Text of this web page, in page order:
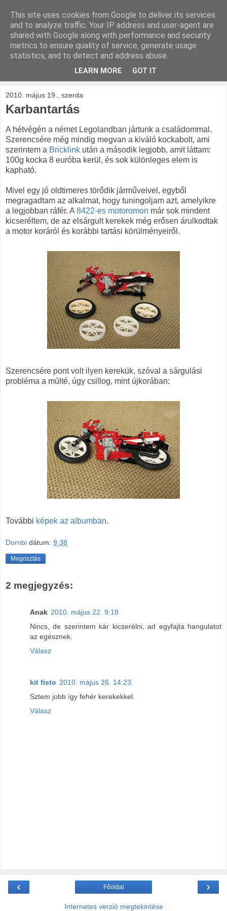
kockak.hu
Minden ami LEGO, repül és gurul.
2010. május 19., szerda
Karbantartás
A hétvégén a német Legolandban jártunk a családommal.
Szerencsére még mindig megvan a kiváló kockabolt, ami
szerintem a Bricklink után a második legjobb, amit láttam:
100g kocka 8 euróba kerül, és sok különleges elem is
kapható.
Mivel egy jó oldtimeres törődik járműveivel, egyből
megragadtam az alkalmat, hogy tuningoljam azt, amelyikre
a legjobban ráfér. A 8422-es motoromon már sok mindent
kicseréltem, de az elsárgult kerekek még erősen árulkodtak
a motor koráról és korábbi tartási körülményeiről.
Szerencsére pont volt ilyen kerekük, szóval a sárgulási
probléma a múlté, úgy csillog, mint újkorában:
További képek az albumban.
Dornbi dátum: 9:38
Megosztás
2 megjegyzés:
Anak 2010. május 22. 9:18
Nincs, de szerintem kár kicserélni, ad egyfajta hangulatot
az egésznek.
Válasz
kit fisto 2010. május 26. 14:23
Sztem jobb így fehér kerekekkel.
Válasz
‹ ›
Főoldal
Internetes verzió megtekintése
This site uses cookies from Google to deliver its services
and to analyze traffic. Your IP address and user-agent are
shared with Google along with performance and security
metrics to ensure quality of service, generate usage
statistics, and to detect and address abuse.
LEARN MORE GOT IT